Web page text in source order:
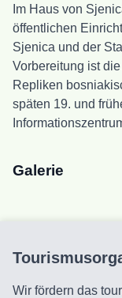
Im Haus von
öffentlichen
Sjenica und der
Vorbereitung ist
Repliken
späten 19. und
Galerie
Wir fördern das